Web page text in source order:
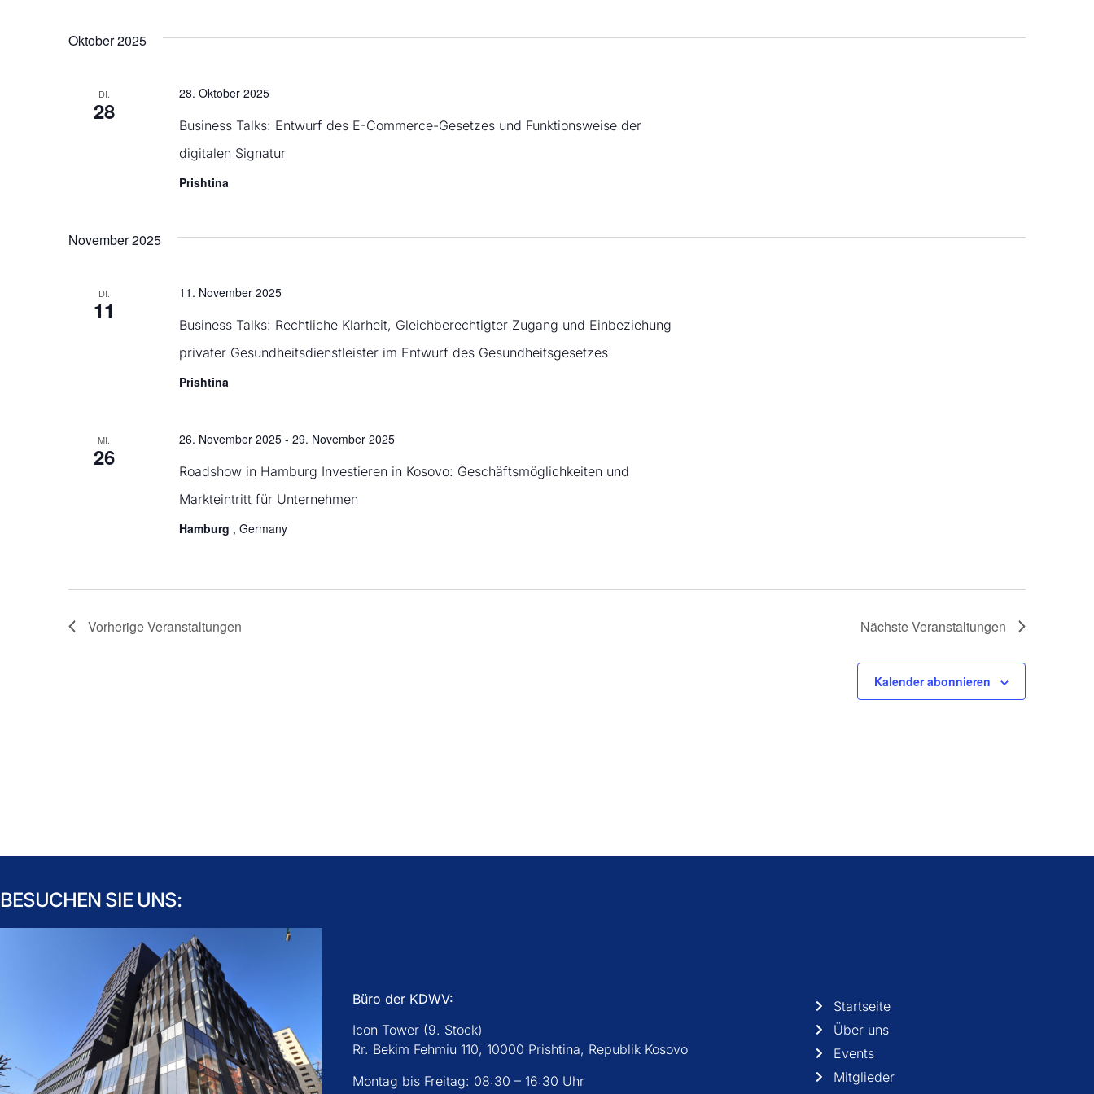
Oktober 2025
DI.
28
Business Talks: Entwurf des E-Commerce-Gesetzes und Funktionsweise der
digitalen Signatur
28. Oktober 2025
Prishtina
November 2025
DI.
11
Business Talks: Rechtliche Klarheit, Gleichberechtigter Zugang und Einbeziehung
privater Gesundheitsdienstleister im Entwurf des Gesundheitsgesetzes
11. November 2025
Prishtina
MI.
26
Roadshow in Hamburg Investieren in Kosovo: Geschäftsmöglichkeiten und
Markteintritt für Unternehmen
26. November 2025- 29. November 2025
Hamburg , Germany
VorherigeVeranstaltungen NächsteVeranstaltungen
Kalender abonnieren
BESUCHEN SIE UNS:
Büro der KDWV:
Icon Tower (9. Stock)
Rr. Bekim Fehmiu 110, 10000 Prishtina, Republik Kosovo
Montag bis Freitag: 08:30 – 16:30 Uhr
Startseite
Über uns
Events
Mitglieder